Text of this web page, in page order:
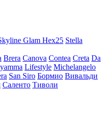
Glam Hex25 Stella
Brera Canova Contea Creta Da
Lifestyle Michelangelo
San Siro Бормио Вивальди
Саленто Тиволи